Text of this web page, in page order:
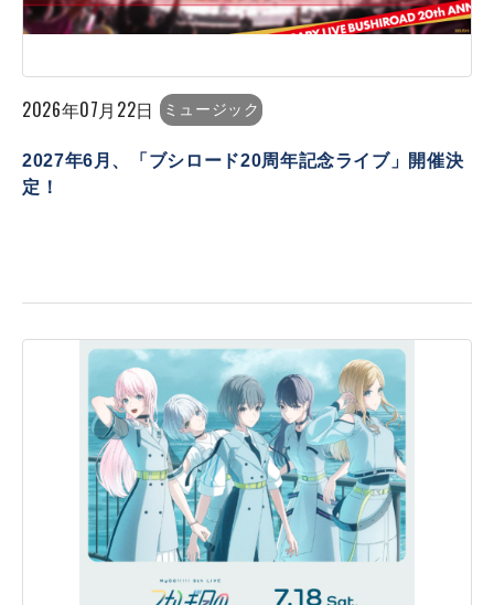
2026年07月22日 ミュージック
2027年6月、「ブシロード20周年記念ライブ」開催決
定！